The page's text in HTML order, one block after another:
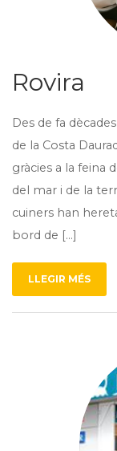
Rovira
Des de fa
de la Costa
gràcies a la feina
del mar i de la
cuiners han
bord de […]
LLEGIR MÉS